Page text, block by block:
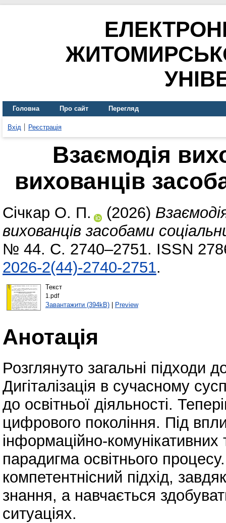
Головна Про сайт Перегляд
Вхід Реєстрація
Взаємодія
вихованців
Січкар О. П. (2026)
вихованців засобами
№ 44. С. 2740–2751. ISSN
2026-2(44)-2740-2751.
Текст
1.pdf
Завантажити (394kB)| Preview
Анотація
Розглянуто загальні підходи
Дигіталізація в сучасному
до освітньої діяльності.
цифрового покоління. Під
інформаційно-
парадигма освітнього
компетентнісний підхід,
знання, а навчається
ситуаціях.